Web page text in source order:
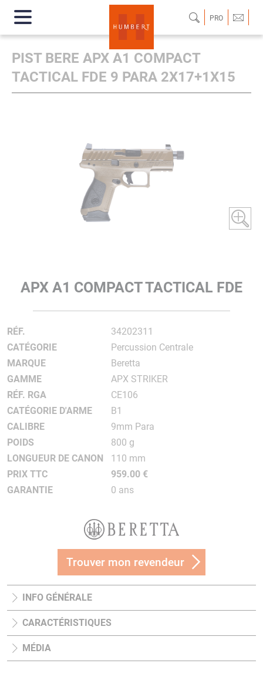
PRO
PIST BERE APX A1 COMPACT
TACTICAL FDE 9 PARA 2X17+1X15
APX A1 COMPACT TACTICAL FDE
RÉF.
34202311
CATÉGORIE
Percussion Centrale
MARQUE
Beretta
GAMME
APX STRIKER
RÉF. RGA
CE106
CATÉGORIE D'ARME
B1
CALIBRE
9mm Para
POIDS
800 g
LONGUEUR DE CANON
110 mm
PRIX TTC
959.00 €
GARANTIE
0 ans
Trouver mon revendeur
INFO GÉNÉRALE
CARACTÉRISTIQUES
MÉDIA